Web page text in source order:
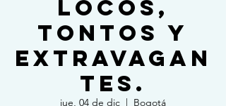
LOCOS,
TONTOS Y
EXTRAVAGAN
TES.
jue, 04 de dic
  |
Bogotá